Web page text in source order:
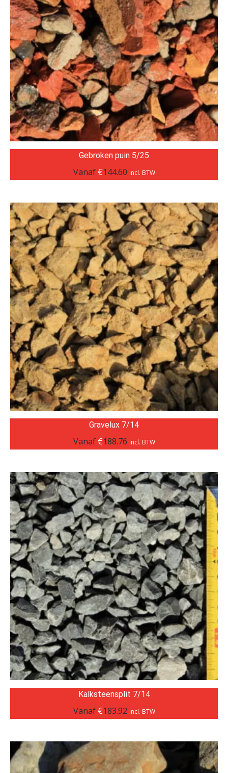
Gebroken puin 5/25
Vanaf €144.60 incl. BTW
Gravelux 7/14
Vanaf €188.76 incl. BTW
Kalksteensplit 7/14
Vanaf €183.92 incl. BTW